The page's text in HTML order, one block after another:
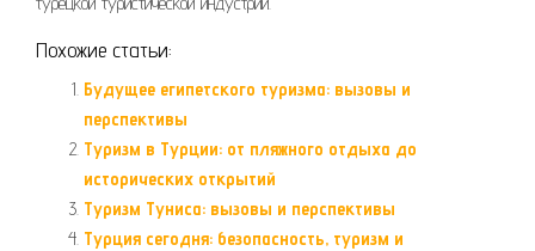
Похожие статьи:
Будущее египетского туризма: вызовы и
перспективы
Туризм в Турции: от пляжного отдыха до
исторических открытий
Туризм Туниса: вызовы и перспективы
Турция сегодня: безопасность, туризм и